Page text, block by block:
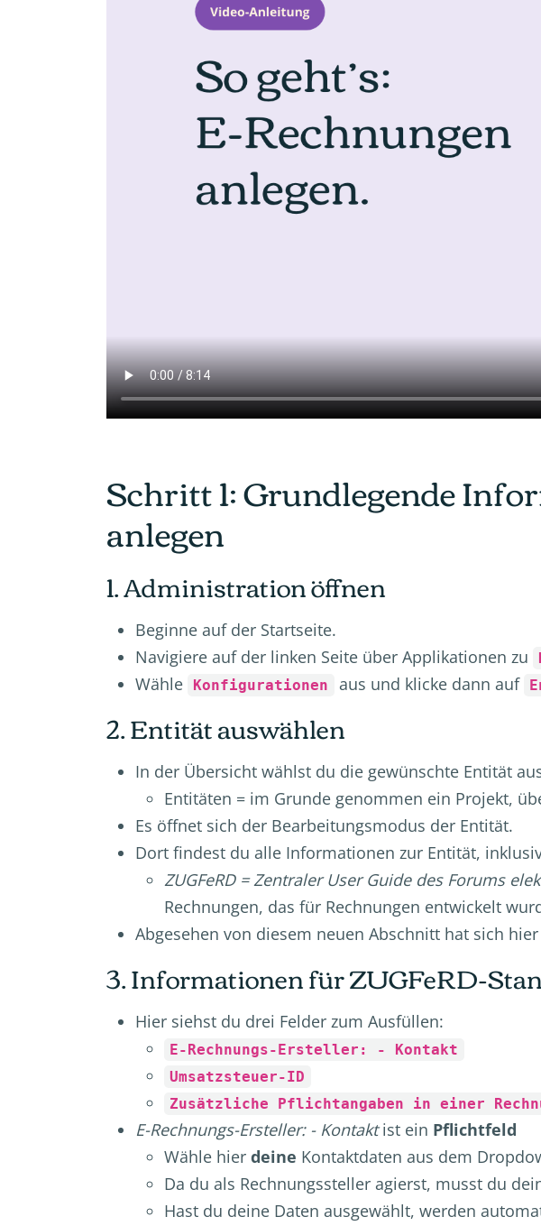
Schritt 1: Grundlegende
anlegen
1. Administration öffnen
Beginne auf der Startseite.
Navigiere auf der linken Seite über Applikationen zu
Wähle
Konfigurationen aus und klicke dann auf
2. Entität auswählen
In der Übersicht wählst du die gewünschte Entität
Entitäten = im Grunde genommen ein Projekt,
Es öffnet sich der Bearbeitungsmodus der Entität.
Dort findest du alle Informationen zur Entität,
ZUGFeRD = Zentraler User Guide des Forums
Rechnungen, das für Rechnungen entwickelt
Abgesehen von diesem neuen Abschnitt hat sich
3. Informationen für ZUGFeRD-
Hier siehst du drei Felder zum Ausfüllen:
E-Rechnungs-Ersteller: -
Kontakt
Umsatzsteuer-ID
Zusätzliche Pflichtangaben in einer
E-Rechnungs-Ersteller: - Kontaktist ein Pflichtfeld
Wähle hier deine Kontaktdaten aus dem
Da du als Rechnungssteller agierst, musst du
Hast du deine Daten ausgewählt, werden